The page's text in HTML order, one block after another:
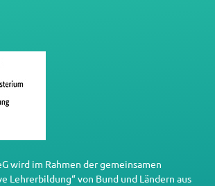
wird im Rahmen der gemeinsamen
Lehrerbildung“ von Bund und Ländern aus